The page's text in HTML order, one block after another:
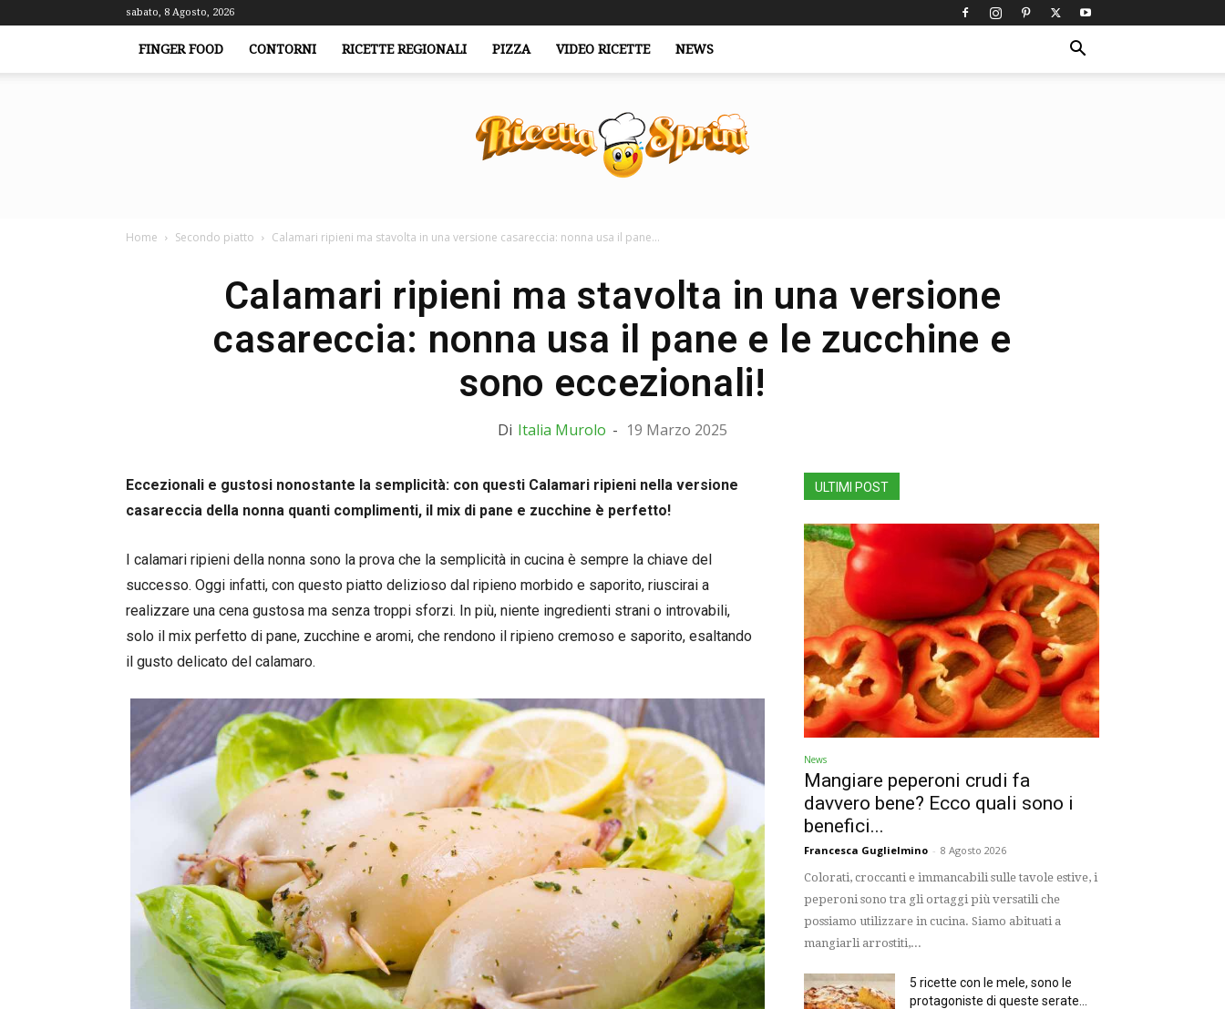
sabato, 8 Agosto, 2026
FINGER FOOD CONTORNI RICETTE REGIONALI PIZZA VIDEO RICETTE NEWS
Home Secondo piatto Calamari ripieni ma stavolta in una versione casareccia: nonna usa il pane...
Calamari ripieni ma stavolta in una versione
casareccia: nonna usa il pane e le zucchine e
sono eccezionali!
Di Italia Murolo - 19 Marzo 2025
Eccezionali e gustosi nonostante la semplicità: con questi Calamari ripieni nella versione
casareccia della nonna quanti complimenti, il mix di pane e zucchine è perfetto!
I calamari ripieni della nonna sono la prova che la semplicità in cucina è sempre la chiave del
successo. Oggi infatti, con questo piatto delizioso dal ripieno morbido e saporito, riuscirai a
realizzare una cena gustosa ma senza troppi sforzi. In più, niente ingredienti strani o introvabili,
solo il mix perfetto di pane, zucchine e aromi, che rendono il ripieno cremoso e saporito, esaltando
il gusto delicato del calamaro.
ULTIMI POST
News
Mangiare peperoni crudi fa
davvero bene? Ecco quali sono i
benefici...
Francesca Guglielmino - 8 Agosto 2026
Colorati, croccanti e immancabili sulle tavole estive, i
peperoni sono tra gli ortaggi più versatili che
possiamo utilizzare in cucina. Siamo abituati a
mangiarli arrostiti,...
5 ricette con le mele, sono le
protagoniste di queste serate...